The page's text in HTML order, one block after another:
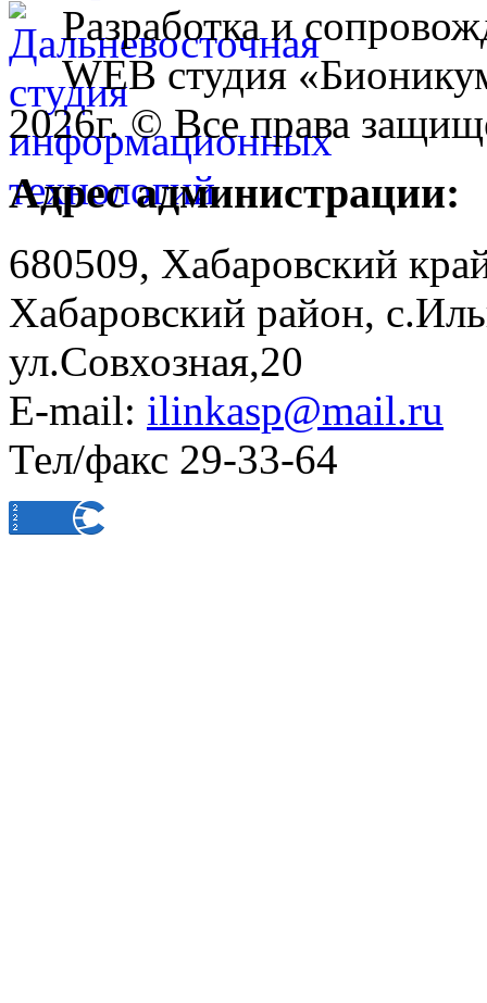
Разработка и
WEB студия
2026г. © Все права
Адрес администрации:
680509, Хабаровский
Хабаровский район,
ул.Совхозная,20
E-mail: ilinkasp@mail.ru
Тел/факс 29-33-64